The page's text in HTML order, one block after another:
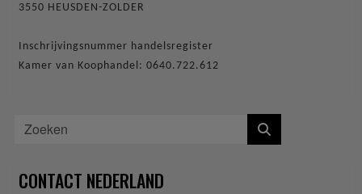
3550 HEUSDEN-ZOLDER
Inschrijvingsnummer handelsregister
Kamer van Koophandel: 0640.722.612
CONTACT NEDERLAND